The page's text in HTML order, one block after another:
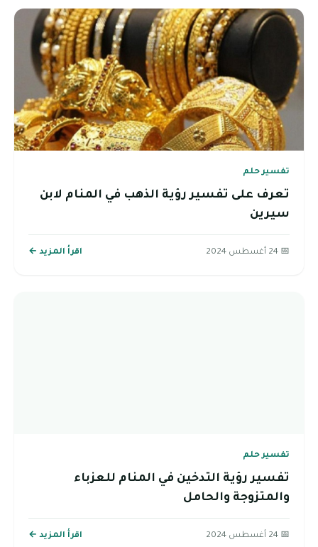
تفسير حلم
تعرف على تفسير رؤية الذهب في المنام لابن
سيرين
📅 24 أغسطس 2024 اقرأ المزيد ←
تفسير حلم
تفسير رؤية التدخين في المنام للعزباء
والمتزوجة والحامل
📅 24 أغسطس 2024 اقرأ المزيد ←